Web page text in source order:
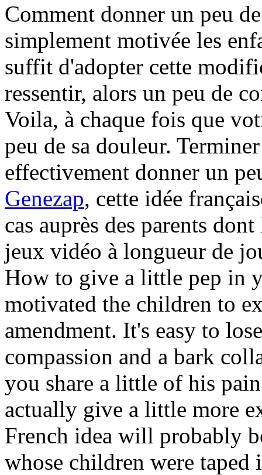
Comment donner un peu
simplement motivée les
suffit d'adopter cette
ressentir, alors un peu de
Voila, à chaque fois que
peu de sa douleur.
effectivement donner un
Genezap, cette idée
cas auprès des parents
jeux vidéo à longueur de
How to give a little pep in
motivated the children to
amendment. It's easy to
compassion and a bark
you share a little of his
actually give a little more
French idea will probably
whose children were